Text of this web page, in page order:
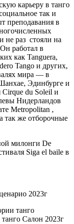
карьеру в танго
так и
преподавания в
не раз стояли на
работал в
как Tanguera,
Tango и других,
мира — в
Эдинбурге и
Cirque du Soleil и
Нидерландов
Metropolitan ,
так же отборочные
милонги De
Siga el baile в
2023г
танго
Салон 2023г